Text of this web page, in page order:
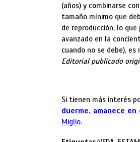
(años) y combinarse
tamaño mínimo que
de reproducción, lo
avanzado en la
cuando no se debe),
Editorial publicado
Si tienen más interés
duerme, amanece
Miglio.